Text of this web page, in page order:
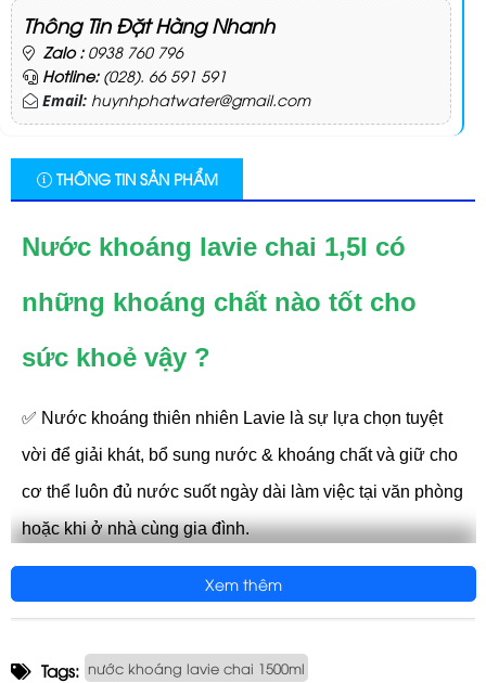
Thông Tin Đặt Hàng Nhanh
Zalo : 0938 760 796
Hotline: (028). 66 591 591
Email: huynhphatwater@gmail.com
THÔNG TIN SẢN PHẨM
Nước khoáng lavie chai 1,5l có
những khoáng chất nào tốt cho
sức khoẻ vậy ?
✅ Nước khoáng thiên nhiên Lavie là sự lựa chọn tuyệt
vời để giải khát, bổ sung nước & khoáng chất và giữ cho
cơ thể luôn đủ nước suốt ngày dài làm việc tại văn phòng
hoặc khi ở nhà cùng gia đình.
✅ Không đường & không calo, Nước khoáng Lavie với 6
khoáng chất thiết yếu là sự lựa chọn hoàn hảo để thay
và gia đình duy trì cuộc sống khỏe mạnh.
Xem thêm
Tags: nước khoáng lavie chai 1500ml